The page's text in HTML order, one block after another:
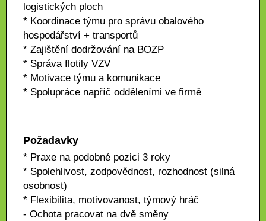
logistických ploch
* Koordinace týmu pro správu obalového
hospodářství + transportů
* Zajištění dodržování na BOZP
* Správa flotily VZV
* Motivace týmu a komunikace
* Spolupráce napříč odděleními ve firmě
Požadavky
* Praxe na podobné pozici 3 roky
* Spolehlivost, zodpovědnost, rozhodnost (silná
osobnost)
* Flexibilita, motivovanost, týmový hráč
- Ochota pracovat na dvě směny